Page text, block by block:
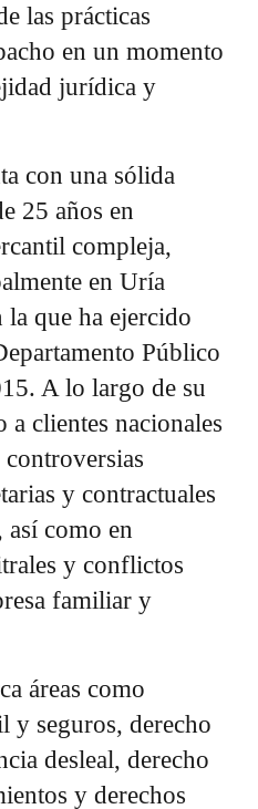
las prácticas
en un momento
jurídica y
con una sólida
25 años en
compleja,
en Uría
que ha ejercido
Público
A lo largo de su
a clientes nacionales
controversias
y contractuales
como en
y conflictos
familiar y
áreas como
y seguros, derecho
desleal, derecho
y derechos